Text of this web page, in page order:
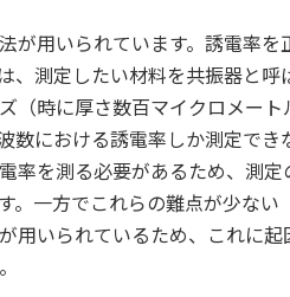
が用いられています。誘電率
、測定したい材料を共振器と
（時に厚さ数百マイクロメー
数における誘電率しか測定で
率を測る必要があるため、測定
。一方でこれらの難点が少な
用いられているため、これに